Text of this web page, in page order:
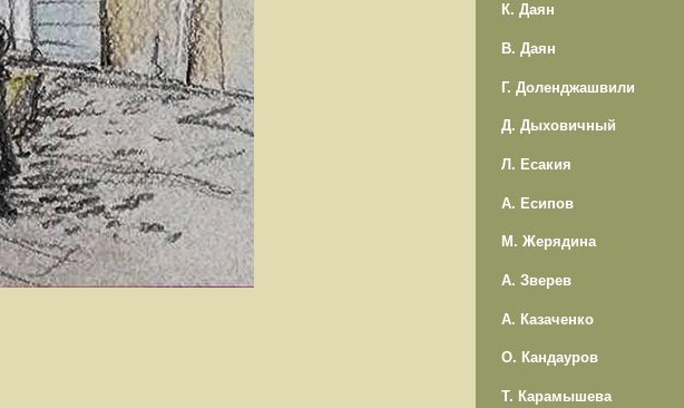
К. Даян
В. Даян
Г. Доленджашвили
Д. Дыховичный
Л. Есакия
А. Есипов
М. Жерядина
А. Зверев
А. Казаченко
О. Кандауров
Т. Карамышева